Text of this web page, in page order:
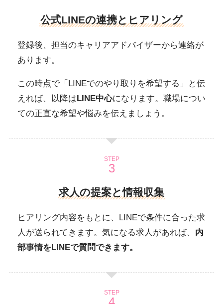
公式LINEの連携とヒアリング
登録後、担当のキャリアアドバイザーから連絡が
あります。
この時点で「LINEでのやり取りを希望する」と伝
えれば、以降は LINE中心になります。職場につい
ての正直な希望や悩みを伝えましょう。
STEP
求人の提案と情報収集
ヒアリング内容をもとに、LINEで条件に合った求
人が送られてきます。気になる求人があれば、 内
部事情をLINEで質問できます。
STEP